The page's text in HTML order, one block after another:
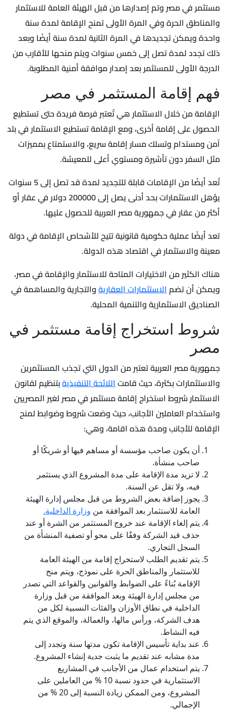
مستثمر في مصر وتم إصدارها من قبل الهيئة العامة للاستثمار
والمناطق الحرة وفي المرة الأولى تمنح الإقامة لمدة سنة
واحدة ويمكن تجديدها في المرة الثانية لمدة سنة أيضًا وبعد
ذلك تجدد لمدة تصل إلى خمس سنوات ويتم منحها للأقارب من
الدرجة الأولى للمستثمر بعد إصدار موافقة أمنية المطلوبة.
فهم إقامة المستثمر في مصر
الإقامة من خلال الاستثمار هي تُعتبر فرصة فريدة حتى تستطيع
الحصول على إقامة أخرى، ومع الإقامة تستطيع الاستثمار في بلد
آمن ومستدام وتسلك مسار إقامة سريع، والاستمتاع بمميزات
مثل السفر دون تأشيرة ومستوي أعلى للمعيشة.
تُعد أيضًا من الإقامات قابلة للتجديد لمدة قد تصل إلى 5 سنوات
يؤهل الاستثمارات بحد أدنى يصل إلى 200000 دولار في عقار أو
أكثر من عقار في جمهورية مصر العربية للحصول عليها.
تعد أيضًا عملية حكومية قانونية تتيح للأشحاص الإقامة في دولة
معينة والاستثمار في اقتصاد هذه الدولة.
هناك الكثير من الاختيارات المتاحة للاستثمار والإقامة في مصر،
ويمكن أن تضمالاستثمارات العقاريةوالتجارية والمساهمة في
الصناديق الاستثمارية والتنمية المحلية.
شروط استخراج إقامة مستثمر في
مصر
جمهورية مصر العربية تعتبر من الدول التي تجذب المستثمرين
والاستثمارات بكثرة، حيث قامتاللائحة التنفيذيةبتنظيم لقانون
الاستثمار شروط استخراج إقامة مستثمر في مصر لغير المصريين
واستخدام العاملين الأجانب، حيث وضعت شروط وضوابط لمنح
الإقامة للأجانب ومدة هذه اقامة، وهي:
أن يكون صاحب مؤسسة أو مساهم فيها أو شريكًا أو
صاحب منشأة.
لا تزيد مدة الإقامة على مدة المشروع الذي يستثمر
فيه، ولا تقل عن السنة.
يجوز إضافة بعض الشروط من قبل مجلس إدارة الهيئة
العامة للاستثمار بعد الموافقة من وزارة الداخلية.
يتم إلغاء الإقامة عند خروج المستثمر من الشرة أو عند
حذف قيد الشركة وفقًا على محو أو تصفية المنشأة من
السجل التجاري.
يتم تقديم الطلب لاستخراج إقامة من الهيئة العامة
للاستثمار والمناطق الحرة على نموذج، ويتم منح
الإقامة بُناءً على الضوابط والقوانين والقواعد التي تصدر
من مجلس إدارة الهيئة وبعد الموافقة من قبل وزارة
الداخلية في نطاق الأوزان والفئات النسبية لكل من
هدف الشركة، ورأس مالها، والعمالة، والموقع الذي يتم
فيه النشاط.
عند بداية تأسيس الإقامة تكون مدتها سنة وتجدد إلى
مدة مشابه عند تقديم ما يثبت جدية إنشاء المشروع.
يتم استخدام عمال من الأجانب في المشاريع
الاستثمارية في حدود نسبة 10 % من العاملين على
المشروع، ومن الممكن زيادة النسبة إلى 20 % من
الإجمالي.